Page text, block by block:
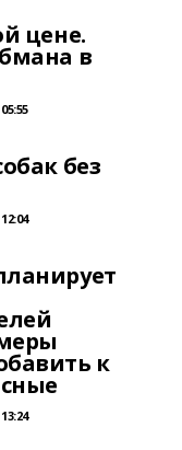
цене.
в
без
к